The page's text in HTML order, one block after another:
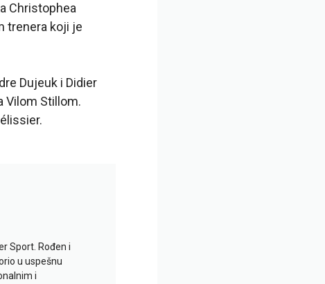
Christophea
trenera koji je
Dujeuk i Didier
Vilom Stillom.
Sport. Rođen i
u uspešnu
i